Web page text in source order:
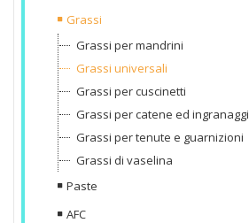
Grassi
Grassi per mandrini
Grassi universali
Grassi per cuscinetti
Grassi per catene ed ingranaggi
Grassi per tenute e guarnizioni
Grassi di vaselina
Paste
AFC